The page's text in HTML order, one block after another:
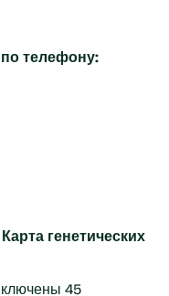
телефону:
генетических
45